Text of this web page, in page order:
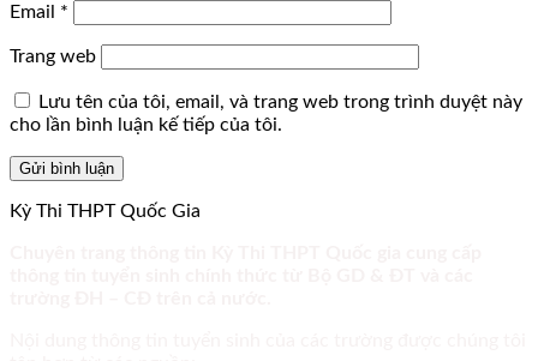
Email *
Trang web
Lưu tên của tôi, email, và trang web trong trình duyệt này
cho lần bình luận kế tiếp của tôi.
Kỳ Thi THPT Quốc Gia